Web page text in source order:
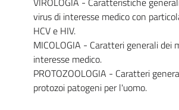
virus di interesse medico con
HCV e HIV.
MICOLOGIA - Caratteri generali dei
interesse medico.
PROTOZOOLOGIA - Caratteri
protozoi patogeni per l'uomo.